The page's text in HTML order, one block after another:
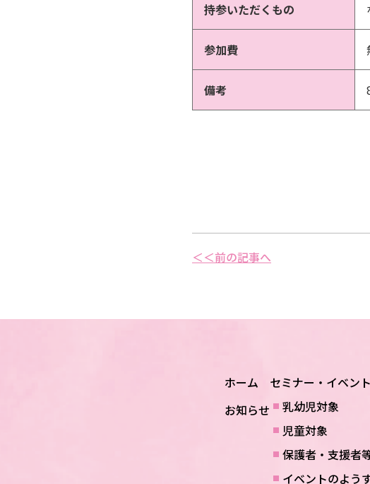
持参いただくもの
参加費
備考
＜＜前の記事へ
ホーム
お知らせ
セミナー・イベント
乳幼児対象
児童対象
保護者・支援者
イベントのよう